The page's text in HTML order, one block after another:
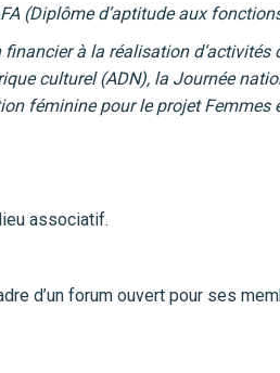
(Diplôme d’aptitude aux
à la réalisation d’activités
culturel (ADN), la Journée
féminine pour le projet Femmes
associatif.
d’un forum ouvert pour ses